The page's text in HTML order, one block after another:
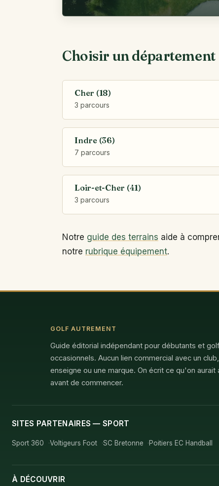
Choisir un département
Cher (18)
3 parcours
Indre (36)
7 parcours
Loir-et-Cher (41)
3 parcours
Notre guide des terrains aide à
notre rubrique équipement.
GOLF AUTREMENT
Guide éditorial indépendant pour débutants et
occasionnels. Aucun lien commercial avec un
enseigne ou une marque. On écrit ce qu'on aurait
avant de commencer.
SITES PARTENAIRES — SPORT
Sport 360 Voltigeurs Foot SC Bretonne Poitiers EC Handball
À DÉCOUVRIR